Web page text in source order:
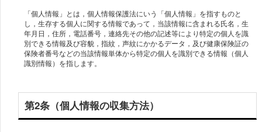
「個人情報」とは，個人情報保護法にいう「個人情報」を指すものと
し，生存する個人に関する情報であって，当該情報に含まれる氏名，生
年月日，住所，電話番号，連絡先その他の記述等により特定の個人を識
別できる情報及び容貌，指紋，声紋にかかるデータ，及び健康保険証の
保険者番号などの当該情報単体から特定の個人を識別できる情報（個人
識別情報）を指します。
第2条（個人情報の収集方法）